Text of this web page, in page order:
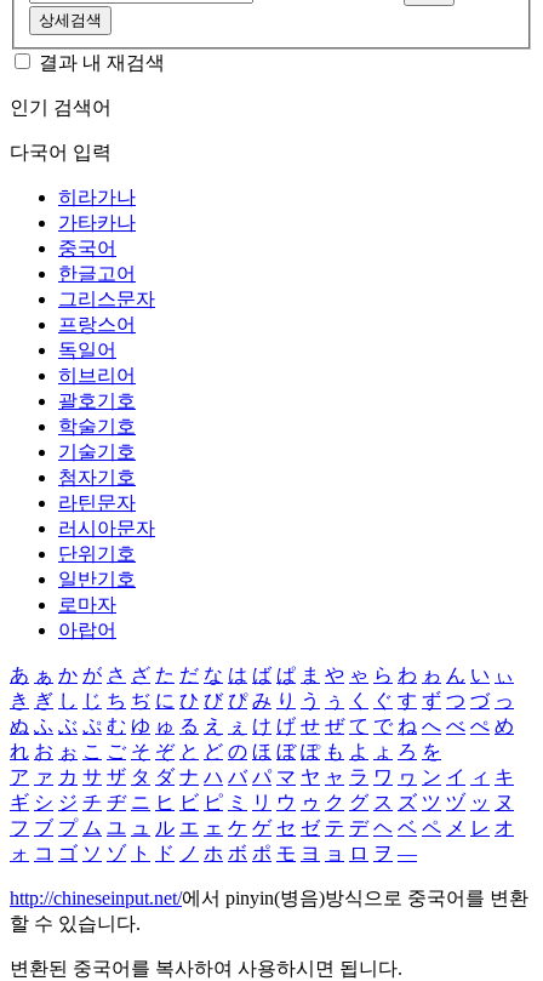
상세검색
결과 내 재검색
인기 검색어
다국어 입력
히라가나
가타카나
중국어
한글고어
그리스문자
프랑스어
독일어
히브리어
괄호기호
학술기호
기술기호
첨자기호
라틴문자
러시아문자
단위기호
일반기호
로마자
아랍어
あ ぁ か が さ ざ た だ な は ば ぱ ま や ゃ ら わ ゎ ん い ぃ
き ぎ し じ ち ぢ に ひ び ぴ み り う ぅ く ぐ す ず つ づ っ
ぬ ふ ぶ ぷ む ゆ ゅ る え ぇ け げ せ ぜ て で ね へ べ ぺ め
れ お ぉ こ ご そ ぞ と ど の ほ ぼ ぽ も よ ょ ろ を
ア ァ カ サ ザ タ ダ ナ ハ バ パ マ ヤ ャ ラ ワ ヮ ン イ ィ キ
ギ シ ジ チ ヂ ニ ヒ ビ ピ ミ リ ウ ゥ ク グ ス ズ ツ ヅ ッ ヌ
フ ブ プ ム ユ ュ ル エ ェ ケ ゲ セ ゼ テ デ ヘ ベ ペ メ レ オ
ォ コ ゴ ソ ゾ ト ド ノ ホ ボ ポ モ ヨ ョ ロ ヲ ―
http://chineseinput.net/에서 pinyin(병음)방식으로 중국어를 변환
할 수 있습니다.
변환된 중국어를 복사하여 사용하시면 됩니다.